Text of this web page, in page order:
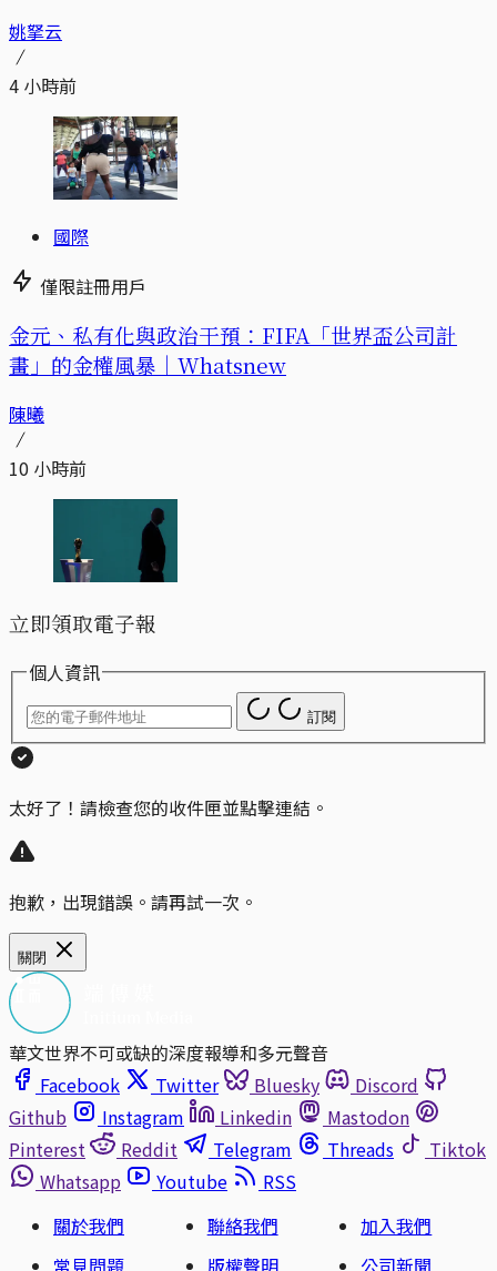
姚拏云
4 小時前
國際
僅限註冊用戶
金元、私有化與政治干預：FIFA「世界盃公司計
畫」的金權風暴｜Whatsnew
陳曦
10 小時前
立即領取電子報
個人資訊
訂閱
太好了！請檢查您的收件匣並點擊連結。
抱歉，出現錯誤。請再試一次。
關閉
華文世界不可或缺的深度報導和多元聲音
Facebook
Twitter Bluesky
Discord
Github
Instagram Linkedin
Mastodon
Pinterest
Reddit Telegram Threads
Tiktok
Whatsapp
Youtube
RSS
關於我們
聯絡我們
加入我們
常見問題
版權聲明 公司新聞